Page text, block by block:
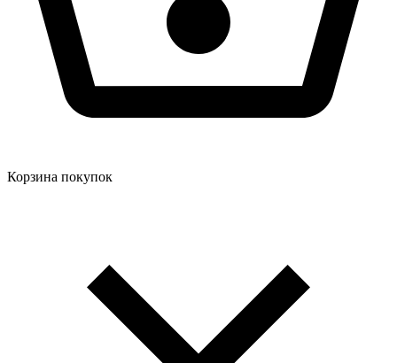
Корзина покупок